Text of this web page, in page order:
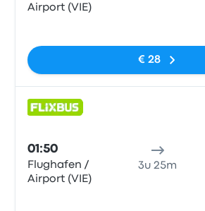
Airport (VIE)
€ 28
01:50
Flughafen /
Airport (VIE)
3u 25m